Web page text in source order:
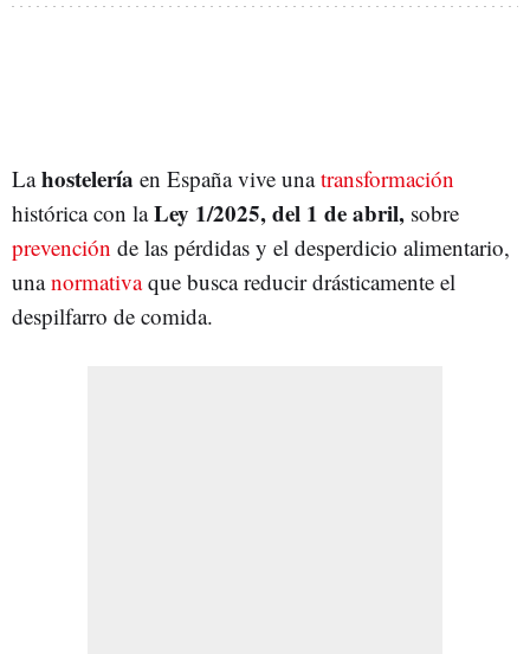
Lahostelería en España vive unatransformación
histórica con laLey 1/2025, del 1 de abril, sobre
prevención de las pérdidas y el desperdicio alimentario,
unanormativaque busca reducir drásticamente el
despilfarro de comida.